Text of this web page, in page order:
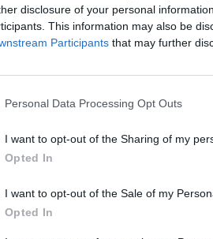
disclosure of your personal
This information may also be
Participants that may further
Personal Data Processing Opt Outs
I want to opt-out of the Sharing of my
Opted In
I want to opt-out of the Sale of my
Opted In